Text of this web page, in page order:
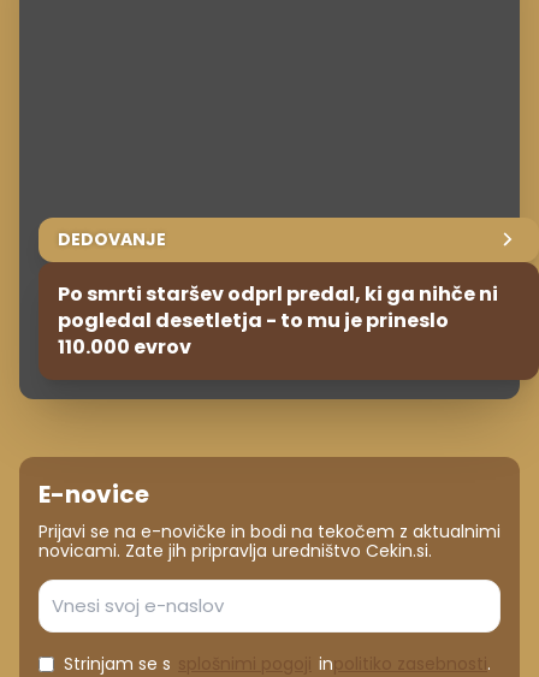
DEDOVANJE
Po smrti staršev odprl predal, ki ga nihče ni
pogledal desetletja - to mu je prineslo
110.000 evrov
E-novice
Prijavi se na e-novičke in bodi na tekočem z aktualnimi
novicami. Zate jih pripravlja uredništvo Cekin.si.
Strinjam se s in .